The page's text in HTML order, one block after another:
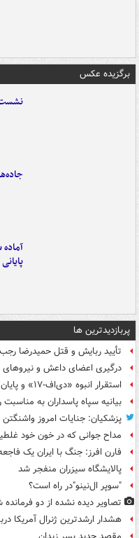
برگزیده عکس
نشست
پربازدیدترین ها
تأیید ربایش و قتل حمیدرضا
درگیری اعضای داعش و نیروهای
استقرار انبوه «دی‌اف‑۱۷» و پایان عصر پدافند آمریکا +عکس
بیانیه سپاه پاسداران به مناسبت
پزشکیان: جنایات امروز
مداح جوانی که در خون خود
فارن افرز: جنگ با ایران یک
پالایشگاه سیزران منفجر شد
"سوپر ال‌نینو"در راه است؟
تصاویر دیده‌ نشده از دو
هشدار ارشدترین ژنرال آمریکا